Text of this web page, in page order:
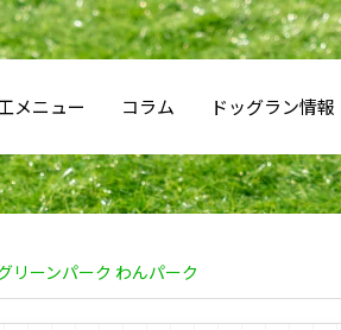
メニュー コラム ドッグラン情報
リーンパーク わんパーク